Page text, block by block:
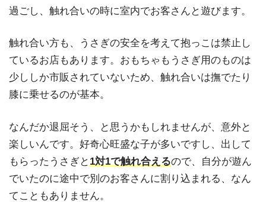
過ごし、触れ合いの時に室内でお客さんと遊びます。
触れ合い方も、うさぎの安全を考えて抱っこは禁止し
ているお店もあります。おもちゃもうさぎ用のものは
少ししか市販されていないため、触れ合いは撫でたり
膝に乗せるのが基本。
なんだか退屈そう、と思うかもしれませんが、意外と
楽しいんです。好奇心旺盛な子が多いですし、出して
もらったうさぎと 1対1で触れ合えるので、自分が遊ん
でいたのに途中で別のお客さんに割り込まれる、なん
てこともありません。